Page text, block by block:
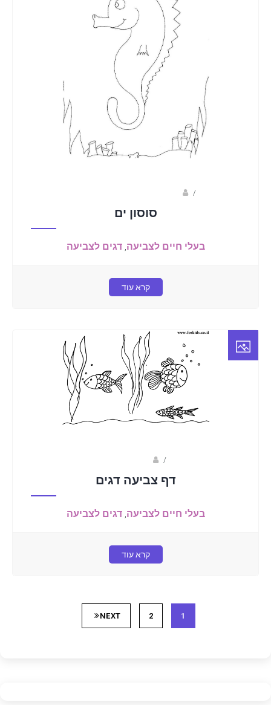
/
סוסון ים
בעלי חיים לצביעה,דגים לצביעה
קרא עוד
/
דף צביעה דגים
בעלי חיים לצביעה,דגים לצביעה
קרא עוד
1
2
NEXT